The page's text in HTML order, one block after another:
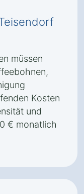
müssen
Kosten
und
€ monatlich